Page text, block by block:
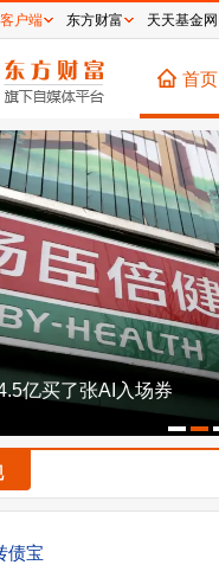
首页
亿买了张AI入场券
债宝
户端 东方财富 天天基金网